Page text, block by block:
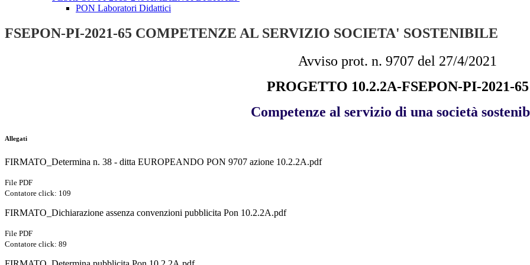
PON Laboratori Didattici
FSEPON-PI-2021-65 COMPETENZE AL SERVIZIO SOCIETA' SOSTENIBILE
Avviso prot. n. 9707 del 27/4/2021
PROGETTO 10.2.2A-FSEPON-PI-2021-65
Competenze al servizio di una società
Allegati
FIRMATO_Determina n. 38 - ditta EUROPEANDO PON 9707 azione 10.2.2A.pdf
File PDF
Contatore click: 109
FIRMATO_Dichiarazione assenza convenzioni pubblicita Pon 10.2.2A.pdf
File PDF
Contatore click: 89